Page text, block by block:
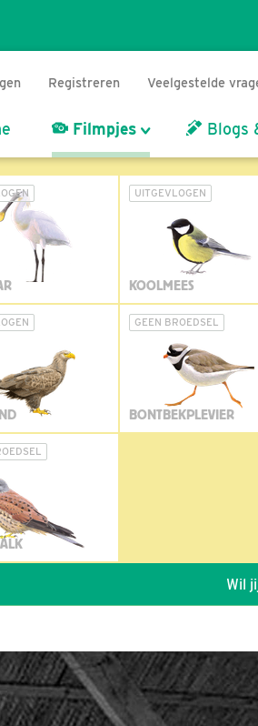
Registreren Veelgestelde
Filmpjes Blogs
UITGEVLOGEN
KOOLMEES
GEEN BROEDSEL
BONTBEKPLEVIER
Wil jij